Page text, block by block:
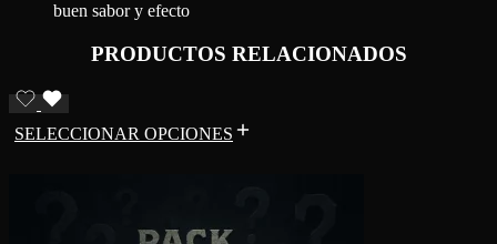
buen sabor y efecto
PRODUCTOS RELACIONADOS
SELECCIONAR OPCIONES